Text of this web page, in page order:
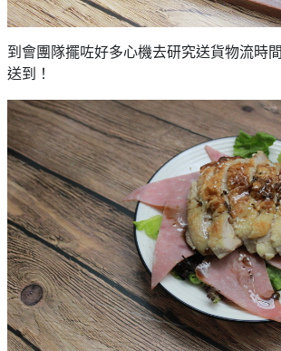
到會團隊擺咗好多心機去研究送貨物流時
送到！